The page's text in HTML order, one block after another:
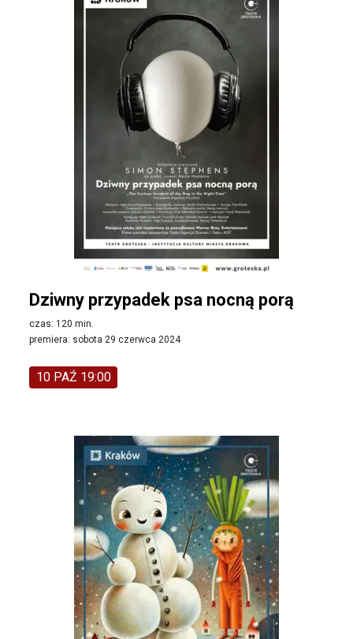
Dziwny przypadek psa nocną porą
czas: 120 min.
premiera: sobota 29 czerwca 2024
10 PAŹ 19:00